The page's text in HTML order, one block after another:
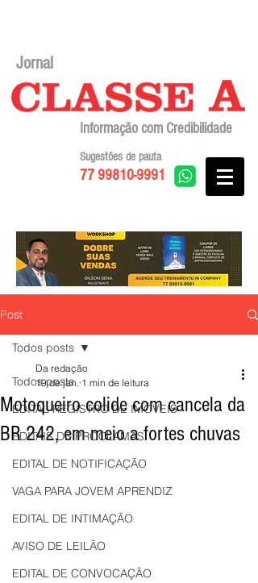
Jornal
Informação com Credibilidade
77 99810-9991
Sugestões de pauta
Post
Todos posts
EDITAL REGISTRO DE IMÓVEIS
EDITAIS DE PROCLAMAS
EDITAL DE NOTIFICAÇÃO
VAGA PARA JOVEM APRENDIZ
EDITAL DE INTIMAÇÃO
AVISO DE LEILÃO
EDITAL DE CONVOCAÇÃO
Todos posts
Motoqueiro colide com cancela da
BR 242, em meio a fortes chuvas
Da redação
19 de jan. 1 min de leitura